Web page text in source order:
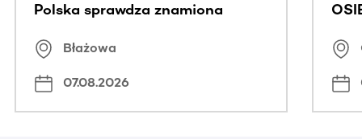
Polska sprawdza znamiona
Błażowa
07.08.2026